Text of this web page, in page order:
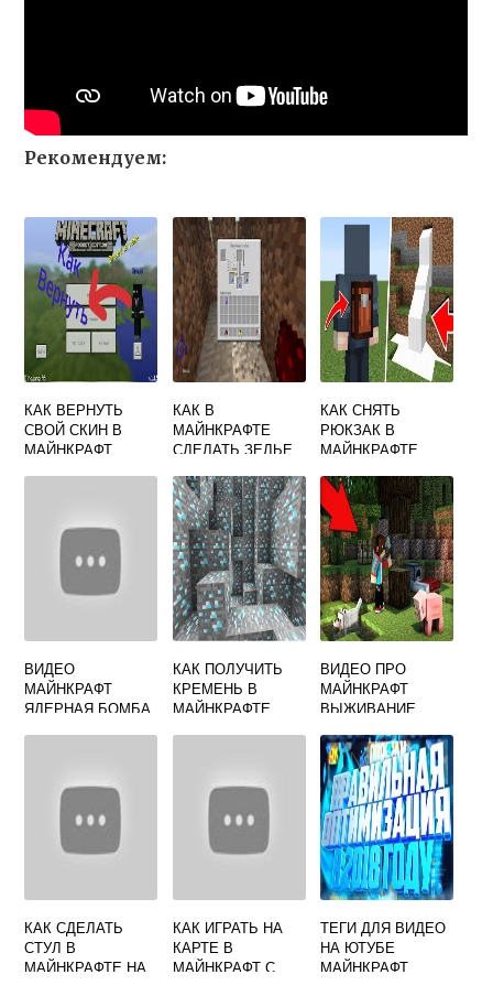
Рекомендуем:
КАК ВЕРНУТЬ
СВОЙ СКИН В
МАЙНКРАФТ
КАК В
МАЙНКРАФТЕ
СДЕЛАТЬ ЗЕЛЬЕ
НА 8 МИНУТ
КАК СНЯТЬ
РЮКЗАК В
МАЙНКРАФТЕ
ВИДЕО
МАЙНКРАФТ
ЯДЕРНАЯ БОМБА
КАК ПОЛУЧИТЬ
КРЕМЕНЬ В
МАЙНКРАФТЕ
ВИДЕО ПРО
МАЙНКРАФТ
ВЫЖИВАНИЕ
КАК СДЕЛАТЬ
СТУЛ В
МАЙНКРАФТЕ НА
КАК ИГРАТЬ НА
КАРТЕ В
МАЙНКРАФТ С
ТЕГИ ДЛЯ ВИДЕО
НА ЮТУБЕ
МАЙНКРАФТ